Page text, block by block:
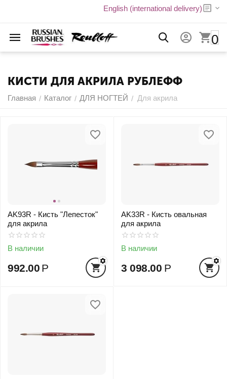
English (international delivery)
0
КИСТИ ДЛЯ АКРИЛА РУБЛЕФФ
Главная / Каталог / ДЛЯ НОГТЕЙ / Для акрила
AK93R - Кисть "Лепесток"
для акрила
В наличии
992.00 Р
AK33R - Кисть овальная
для акрила
В наличии
3 098.00 Р